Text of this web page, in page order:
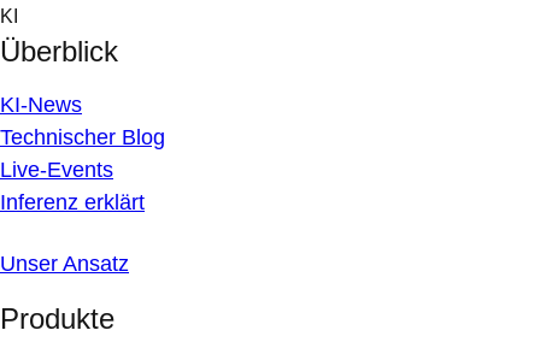
Skip
to
content
KI
Überblick
KI-News
Technischer Blog
Live-Events
Inferenz erklärt
Unser Ansatz
Produkte